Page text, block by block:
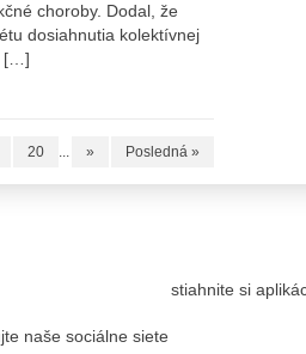
choroby. Dodal, že
dosiahnutia kolektívnej
[…]
20 ... » Posledná »
naše sociálne siete
stiahnite si